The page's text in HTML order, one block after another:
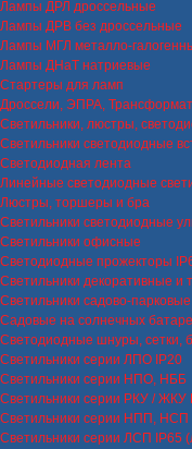
Лампы ДРЛ дроссельные
Лампы ДРВ без дроссельные
Лампы МГЛ металло-
Лампы ДНаТ натриевые
Стартеры для ламп
Дроссели, ЭПРА,
Светильники, люстры,
Светильники светодиодные
Светодиодная лента
Линейные светодиодные
Люстры, торшеры и бра
Светильники светодиодные
Светильники офисные
Светодиодные прожекторы
Светильники декоративные и
Светильники садово-парковые
Садовые на солнечных
Светодиодные шнуры, сетки,
Светильники серии ЛПО IP20
Светильники серии НПО, НББ
Светильники серии РКУ / ЖКУ
Светильники серии НПП, НСП
Светильники серии ЛСП IP65